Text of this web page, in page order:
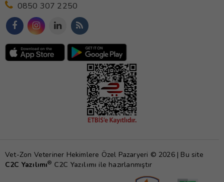
0850 307 2250
Vet-Zon Veteriner Hekimlere Özel Pazaryeri © 2026 | Bu site
C2C Yazılımı® C2C Yazılımı ile hazırlanmıştır